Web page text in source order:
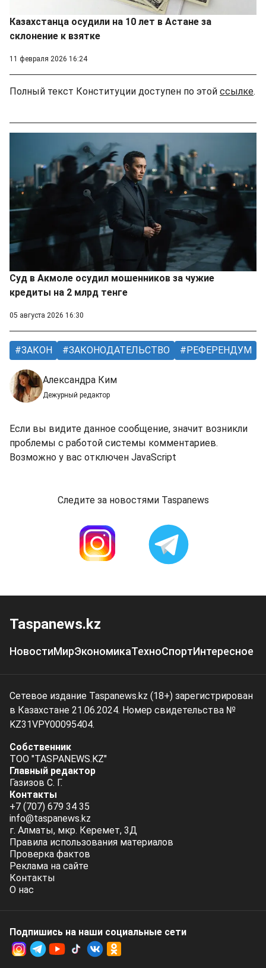
Казахстанца осудили на 10 лет в Астане за
склонение к взятке
11 февраля 2026 16:24
Полный текст Конституции доступен по этой ссылке.
Суд в Акмоле осудил мошенников за чужие
кредиты на 2 млрд тенге
05 августа 2026 16:30
ЗАКОН ЗАКОНОДАТЕЛЬСТВО РЕФЕРЕНДУМ
Александра Ким
Дежурный редактор
Если вы видите данное сообщение, значит возникли
проблемы с работой системы комментариев.
Возможно у вас отключен JavaScript
Следите за новостями Taspanews
Taspanews.kz
НовостиМирЭкономикаТехноСпортИнтересное
Сетевое издание Taspanews.kz (18+) зарегистрирован
в Казахстане 21.06.2024. Номер свидетельства №
KZ31VPY00095404.
Собственник
ТОО "TASPANEWS.KZ"
Главный редактор
Газизов С. Г.
Контакты
+7 (707) 679 34 35
info@taspanews.kz
г. Алматы, мкр. Керемет, 3Д
Правила использования материалов
Проверка фактов
Реклама на сайте
Контакты
О нас
Подпишись на наши социальные cети